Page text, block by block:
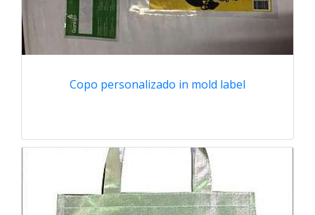
Copo personalizado in mold label